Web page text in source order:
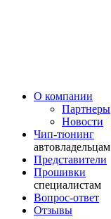
О компании
Партнеры
Новости
Чип-тюнинг
автовладельцам
Представители
Прошивки
специалистам
Вопрос-ответ
Отзывы